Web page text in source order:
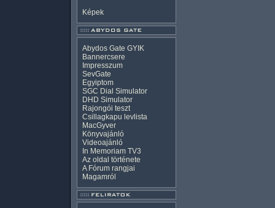
Képek
Abydos Gate GYIK
Bannercsere
Impresszum
SevGate
Egyiptom
SGC Dial Simulator
DHD Simulator
Rajongói teszt
Csillagkapu levlista
MacGyver
Könyvajánló
Videoajánló
In Memoriam TV3
Az oldal története
A Fórum rangjai
Magamról